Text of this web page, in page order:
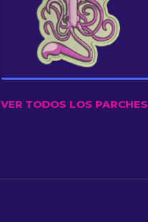
VER TODOS LOS PARCHES